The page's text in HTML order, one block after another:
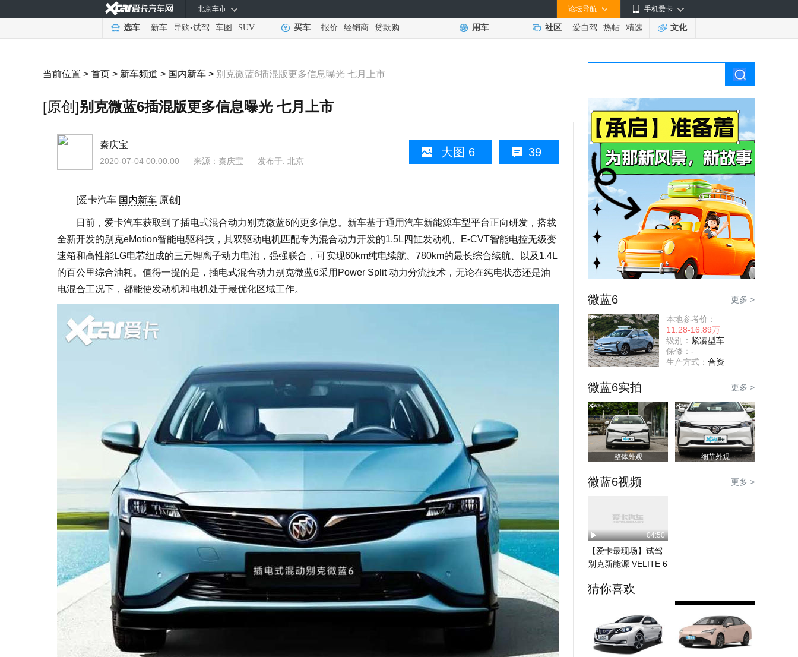
手机爱卡
论坛导航
北京车市
选车 新车 导购•试驾 车图 SUV 买车 报价 经销商 贷款购 用车 社区 爱自驾 热帖 精选 文化
当前位置 > 首页 > 新车频道 > 国内新车 > 别克微蓝6插混版更多信息曝光 七月上市
[原创]别克微蓝6插混版更多信息曝光 七月上市
39
大图 6
秦庆宝
2020-07-04 00:00:00 来源： 秦庆宝 发布于: 北京
[爱卡汽车 国内新车 原创]
日前，爱卡汽车获取到了插电式混合动力别克微蓝6的更多信息。新车基于通用汽车新能源车型平台正向研发，搭载
全新开发的别克eMotion智能电驱科技，其双驱动电机匹配专为混合动力开发的1.5L四缸发动机、E-CVT智能电控无级变
速箱和高性能LG电芯组成的三元锂离子动力电池，强强联合，可实现60km纯电续航、780km的最长综合续航、以及1.4L
的百公里综合油耗。值得一提的是，插电式混合动力别克微蓝6采用Power Split 动力分流技术，无论在纯电状态还是油
电混合工况下，都能使发动机和电机处于最优化区域工作。
微蓝6 更多 >
本地参考价：
11.28-16.89万
级别： 紧凑型车
保修： -
生产方式： 合资
微蓝6实拍 更多 >
整体外观 细节外观
微蓝6视频 更多 >
04:50
【爱卡最现场】试驾
别克新能源 VELITE 6
猜你喜欢